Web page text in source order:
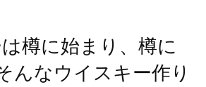
樽に始まり、樽に
んなウイスキー作り